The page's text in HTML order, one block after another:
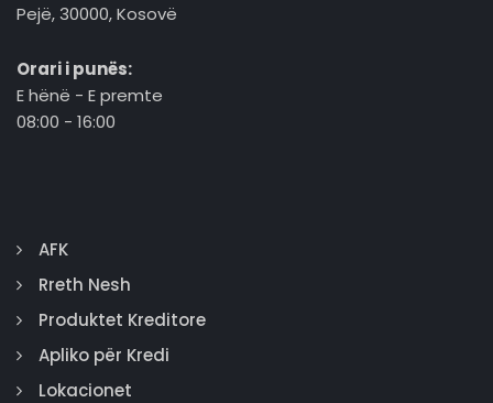
Pejë, 30000, Kosovë
Orari i punës:
E hënë - E premte
08:00 - 16:00
AFK
Rreth Nesh
Produktet Kreditore
Apliko për Kredi
Lokacionet